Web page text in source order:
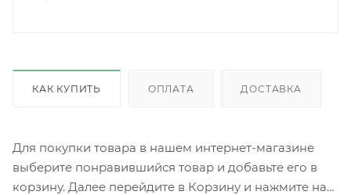
КАК КУПИТЬ ОПЛАТА ДОСТАВКА
Для покупки товара в нашем интернет-магазине
выберите понравившийся товар и добавьте его в
корзину. Далее перейдите в Корзину и нажмите на